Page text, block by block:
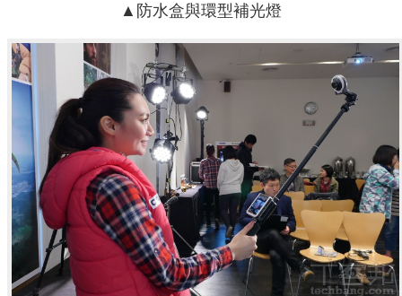
▲防水盒與環型補光燈